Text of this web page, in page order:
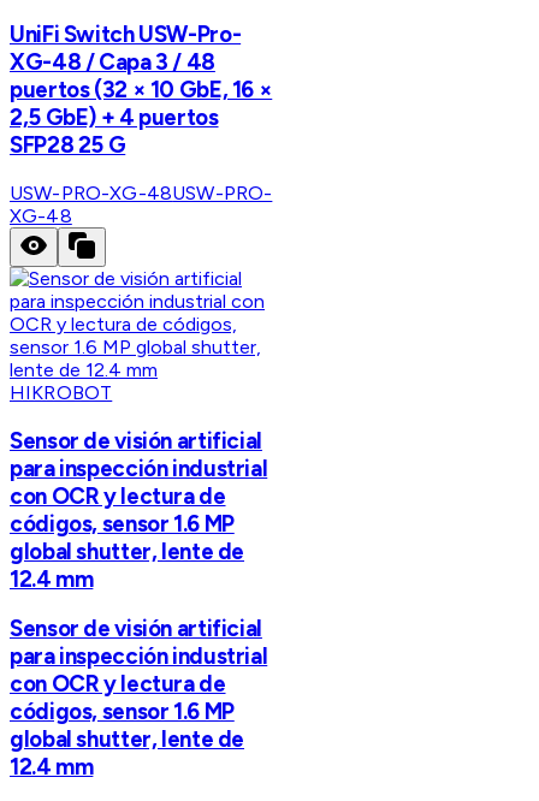
UniFi Switch USW-Pro-
XG-48 / Capa 3 / 48
puertos (32 × 10 GbE, 16 ×
2,5 GbE) + 4 puertos
SFP28 25 G
USW-PRO-XG-48USW-PRO-
XG-48
HIKROBOT
Sensor de visión artificial
para inspección industrial
con OCR y lectura de
códigos, sensor 1.6 MP
global shutter, lente de
12.4 mm
Sensor de visión artificial
para inspección industrial
con OCR y lectura de
códigos, sensor 1.6 MP
global shutter, lente de
12.4 mm